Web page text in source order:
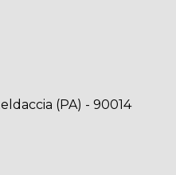
(PA) - 90014